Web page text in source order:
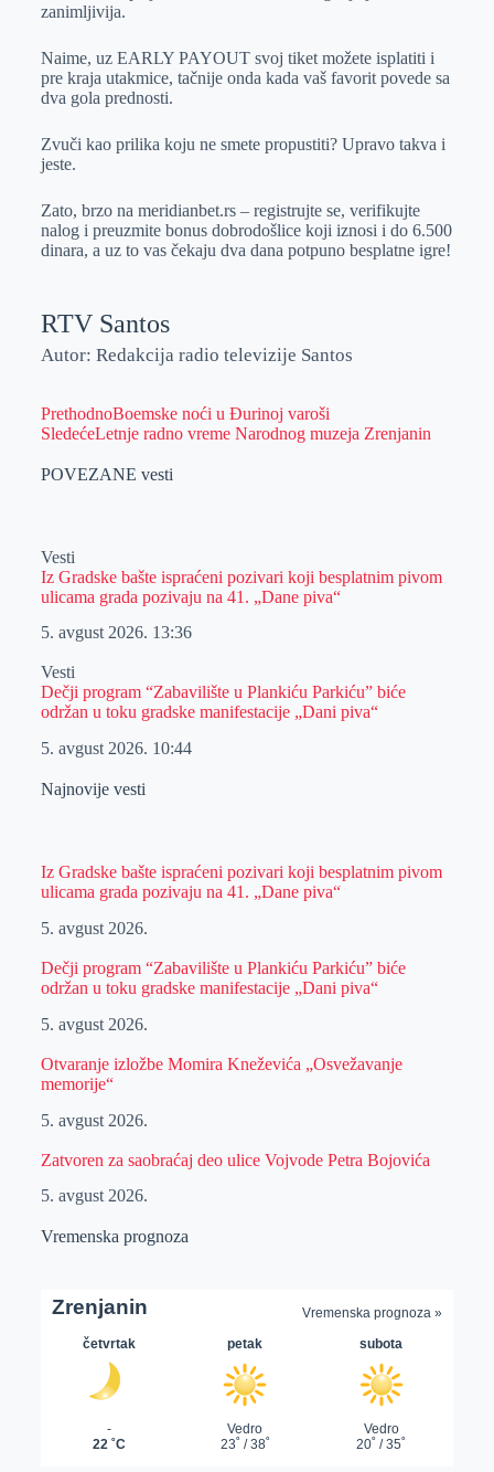
zanimljivija.
Naime, uz EARLY PAYOUT svoj tiket možete isplatiti i
pre kraja utakmice, tačnije onda kada vaš favorit povede sa
dva gola prednosti.
Zvuči kao prilika koju ne smete propustiti? Upravo takva i
jeste.
Zato, brzo na meridianbet.rs – registrujte se, verifikujte
nalog i preuzmite bonus dobrodošlice koji iznosi i do 6.500
dinara, a uz to vas čekaju dva dana potpuno besplatne igre!
RTV Santos
Autor: Redakcija radio televizije Santos
PrethodnoBoemske noći u Đurinoj varoši
SledećeLetnje radno vreme Narodnog muzeja Zrenjanin
POVEZANE vesti
Vesti
Iz Gradske bašte ispraćeni pozivari koji besplatnim pivom
ulicama grada pozivaju na 41. „Dane piva“
5. avgust 2026. 13:36
Vesti
Dečji program “Zabavilište u Plankiću Parkiću” biće
održan u toku gradske manifestacije „Dani piva“
5. avgust 2026. 10:44
Najnovije vesti
Iz Gradske bašte ispraćeni pozivari koji besplatnim pivom
ulicama grada pozivaju na 41. „Dane piva“
5. avgust 2026.
Dečji program “Zabavilište u Plankiću Parkiću” biće
održan u toku gradske manifestacije „Dani piva“
5. avgust 2026.
Otvaranje izložbe Momira Kneževića „Osvežavanje
memorije“
5. avgust 2026.
Zatvoren za saobraćaj deo ulice Vojvode Petra Bojovića
5. avgust 2026.
Vremenska prognoza